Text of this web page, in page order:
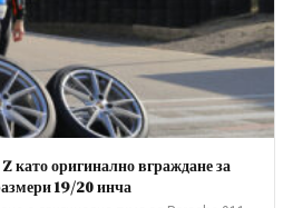
като оригинално вграждане за
19/20 инча